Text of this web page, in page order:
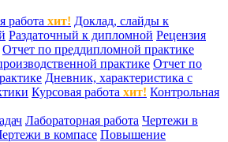
работа хит! Доклад, слайды к
Раздаточный к дипломной Рецензия
Отчет по преддипломной практике
практике Отчет по
Дневник, характеристика с
Курсовая работа хит! Контрольная
Лабораторная работа Чертежи в
в компасе Повышение